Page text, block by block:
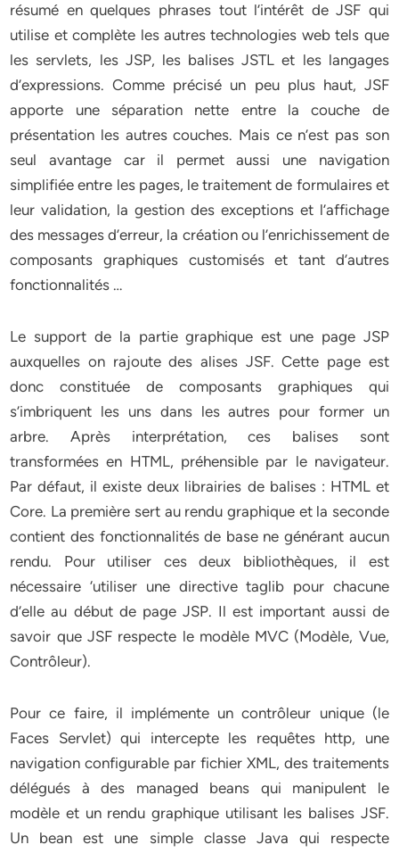
résumé en quelques phrases tout l’intérêt de JSF qui
utilise et complète les autres technologies web tels que
les servlets, les JSP, les balises JSTL et les langages
d’expressions. Comme précisé un peu plus haut, JSF
apporte une séparation nette entre la couche de
présentation les autres couches. Mais ce n’est pas son
seul avantage car il permet aussi une navigation
simplifiée entre les pages, le traitement de formulaires et
leur validation, la gestion des exceptions et l’affichage
des messages d’erreur, la création ou l’enrichissement de
composants graphiques customisés et tant d’autres
fonctionnalités …
Le support de la partie graphique est une page JSP
auxquelles on rajoute des alises JSF. Cette page est
donc constituée de composants graphiques qui
s’imbriquent les uns dans les autres pour former un
arbre. Après interprétation, ces balises sont
transformées en HTML, préhensible par le navigateur.
Par défaut, il existe deux librairies de balises : HTML et
Core. La première sert au rendu graphique et la seconde
contient des fonctionnalités de base ne générant aucun
rendu. Pour utiliser ces deux bibliothèques, il est
nécessaire ‘utiliser une directive taglib pour chacune
d’elle au début de page JSP. Il est important aussi de
savoir que JSF respecte le modèle MVC (Modèle, Vue,
Contrôleur).
Pour ce faire, il implémente un contrôleur unique (le
Faces Servlet) qui intercepte les requêtes http, une
navigation configurable par fichier XML, des traitements
délégués à des managed beans qui manipulent le
modèle et un rendu graphique utilisant les balises JSF.
Un bean est une simple classe Java qui respecte